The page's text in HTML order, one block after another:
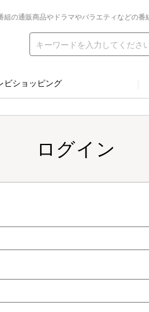
組の通販商品やドラマやバラエティなどの番
ビショッピング
ログイン